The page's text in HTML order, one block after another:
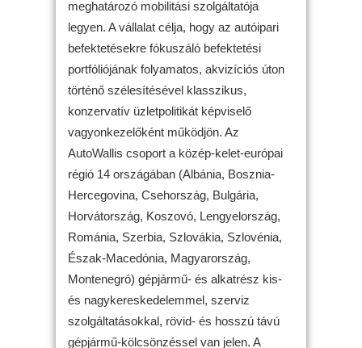
meghatározó mobilitási szolgáltatója
legyen. A vállalat célja, hogy az autóipari
befektetésekre fókuszáló befektetési
portfóliójának folyamatos, akvizíciós úton
történő szélesítésével klasszikus,
konzervatív üzletpolitikát képviselő
vagyonkezelőként működjön. Az
AutoWallis csoport a közép-kelet-európai
régió 14 országában (Albánia, Bosznia-
Hercegovina, Csehország, Bulgária,
Horvátország, Koszovó, Lengyelország,
Románia, Szerbia, Szlovákia, Szlovénia,
Észak-Macedónia, Magyarország,
Montenegró) gépjármű- és alkatrész kis-
és nagykereskedelemmel, szerviz
szolgáltatásokkal, rövid- és hosszú távú
gépjármű-kölcsönzéssel van jelen. A